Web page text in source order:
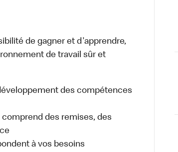
de gagner et d'apprendre,
de travail sûr et
des compétences
des remises, des
à vos besoins